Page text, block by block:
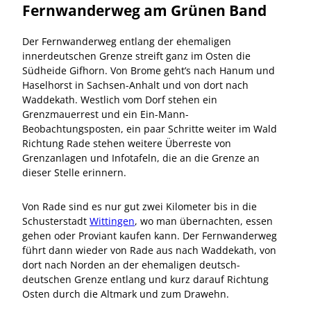
Fernwanderweg am Grünen Band
Der Fernwanderweg entlang der ehemaligen
innerdeutschen Grenze streift ganz im Osten die
Südheide Gifhorn. Von Brome geht’s nach Hanum und
Haselhorst in Sachsen-Anhalt und von dort nach
Waddekath. Westlich vom Dorf stehen ein
Grenzmauerrest und ein Ein-Mann-
Beobachtungsposten, ein paar Schritte weiter im Wald
Richtung Rade stehen weitere Überreste von
Grenzanlagen und Infotafeln, die an die Grenze an
dieser Stelle erinnern.
Von Rade sind es nur gut zwei Kilometer bis in die
Schusterstadt Wittingen, wo man übernachten, essen
gehen oder Proviant kaufen kann. Der Fernwanderweg
führt dann wieder von Rade aus nach Waddekath, von
dort nach Norden an der ehemaligen deutsch-
deutschen Grenze entlang und kurz darauf Richtung
Osten durch die Altmark und zum Drawehn.